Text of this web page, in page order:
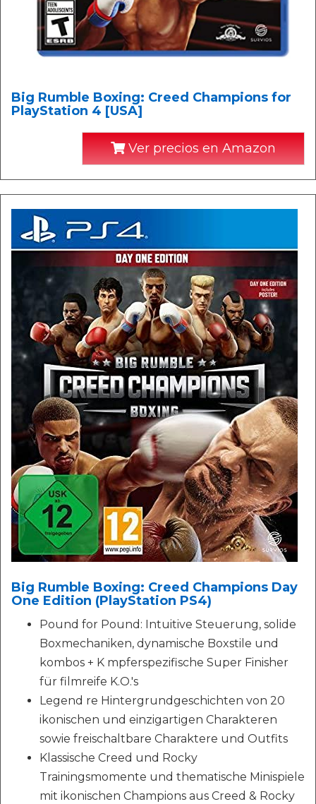
Big Rumble Boxing: Creed Champions for
PlayStation 4 [USA]
Ver precios en Amazon
Big Rumble Boxing: Creed Champions Day
One Edition (PlayStation PS4)
Pound for Pound: Intuitive Steuerung, solide
Boxmechaniken, dynamische Boxstile und
kombos + K mpferspezifische Super Finisher
für filmreife K.O.'s
Legend re Hintergrundgeschichten von 20
ikonischen und einzigartigen Charakteren
sowie freischaltbare Charaktere und Outfits
Klassische Creed und Rocky
Trainingsmomente und thematische Minispiele
mit ikonischen Champions aus Creed & Rocky